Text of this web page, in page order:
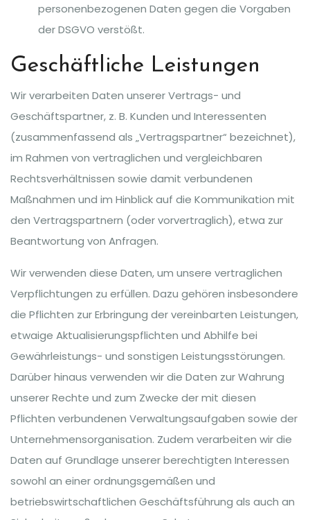
personenbezogenen Daten gegen die Vorgaben
der DSGVO verstößt.
Geschäftliche Leistungen
Wir verarbeiten Daten unserer Vertrags- und
Geschäftspartner, z. B. Kunden und Interessenten
(zusammenfassend als „Vertragspartner“ bezeichnet),
im Rahmen von vertraglichen und vergleichbaren
Rechtsverhältnissen sowie damit verbundenen
Maßnahmen und im Hinblick auf die Kommunikation mit
den Vertragspartnern (oder vorvertraglich), etwa zur
Beantwortung von Anfragen.
Wir verwenden diese Daten, um unsere vertraglichen
Verpflichtungen zu erfüllen. Dazu gehören insbesondere
die Pflichten zur Erbringung der vereinbarten Leistungen,
etwaige Aktualisierungspflichten und Abhilfe bei
Gewährleistungs- und sonstigen Leistungsstörungen.
Darüber hinaus verwenden wir die Daten zur Wahrung
unserer Rechte und zum Zwecke der mit diesen
Pflichten verbundenen Verwaltungsaufgaben sowie der
Unternehmensorganisation. Zudem verarbeiten wir die
Daten auf Grundlage unserer berechtigten Interessen
sowohl an einer ordnungsgemäßen und
betriebswirtschaftlichen Geschäftsführung als auch an